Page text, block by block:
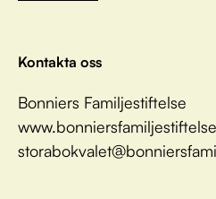
Kontakta oss
Bonniers Familjestiftelse